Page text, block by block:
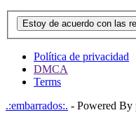
Estoy de acuerdo con las
Política de privacidad
DMCA
Terms
.:embarrados:. - Powered By